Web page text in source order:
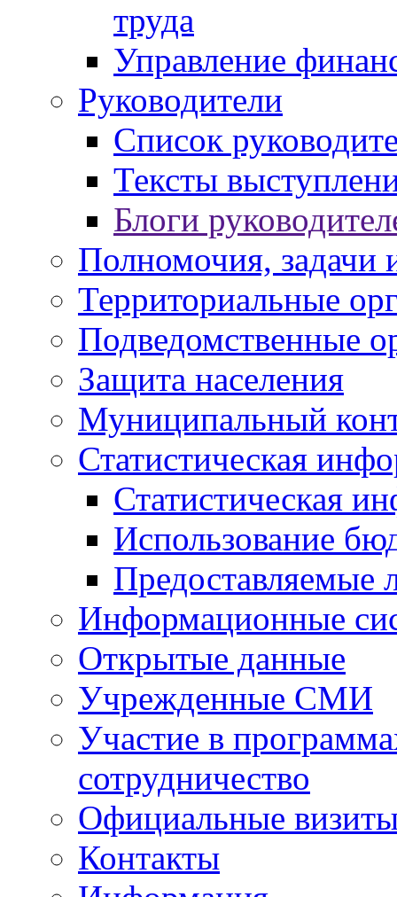
труда
Управление
Руководители
Список
Тексты
Блоги
Полномочия, задачи
Территориальные
Подведомственные
Защита населения
Муниципальный
Статистическая
Статистическая
Использование
Предоставляемые
Информационные
Открытые данные
Учрежденные СМИ
Участие в
сотрудничество
Официальные
Контакты